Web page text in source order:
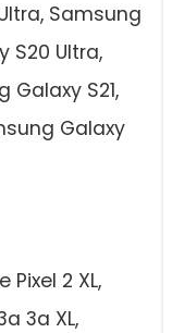
Samsung
S20 Ultra,
Galaxy S21,
Galaxy
2 XL,
3a XL,